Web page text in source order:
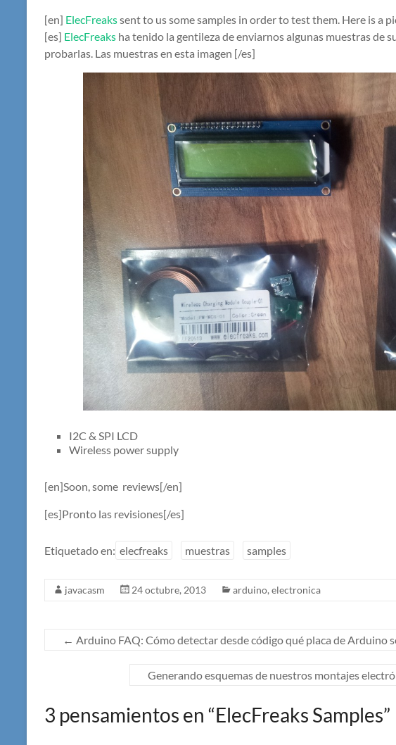
[en] ElecFreakssent to us some samples in order to test them. Here is a
[es] ElecFreaks ha tenido la gentileza de enviarnos algunas muestras de
probarlas. Las muestras en esta imagen [/es]
I2C & SPI LCD
Wireless power supply
[en]Soon, some reviews[/en]
[es]Pronto las revisiones[/es]
Etiquetado en: elecfreaks muestras samples
javacasm 24 octubre, 2013 arduino, electronica
← Arduino FAQ: Cómo detectar desde código qué placa de Arduino
Generando esquemas de nuestros montajes
3 pensamientos en “ElecFreaks Samples”